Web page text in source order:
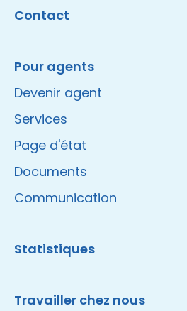
Contact
Pour agents
Devenir agent
Services
Page d'état
Documents
Communication
Statistiques
Travailler chez nous